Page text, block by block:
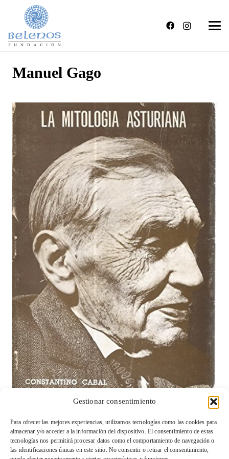
Gestionar consentimiento
Para ofrecer las mejores experiencias, utilizamos tecnologías como las cookies para
almacenar y/o acceder a la información del dispositivo. El consentimiento de estas
tecnologías nos permitirá procesar datos como el comportamiento de navegación o
las identificaciones únicas en este sitio. No consentir o retirar el consentimiento,
Manuel Gago
Retos (cuarta parte)